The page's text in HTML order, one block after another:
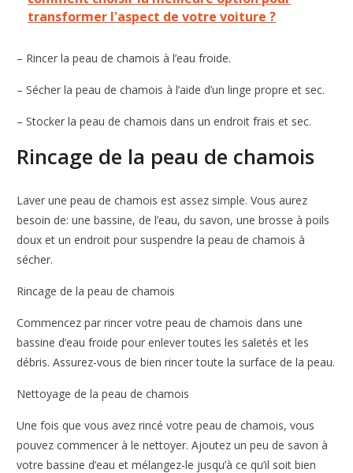
transformer l'aspect de votre voiture ?
– Rincer la peau de chamois à l’eau froide.
– Sécher la peau de chamois à l’aide d’un linge propre et sec.
– Stocker la peau de chamois dans un endroit frais et sec.
Rincage de la peau de chamois
Laver une peau de chamois est assez simple. Vous aurez
besoin de: une bassine, de l’eau, du savon, une brosse à poils
doux et un endroit pour suspendre la peau de chamois à
sécher.
Rincage de la peau de chamois
Commencez par rincer votre peau de chamois dans une
bassine d’eau froide pour enlever toutes les saletés et les
débris. Assurez-vous de bien rincer toute la surface de la peau.
Nettoyage de la peau de chamois
Une fois que vous avez rincé votre peau de chamois, vous
pouvez commencer à le nettoyer. Ajoutez un peu de savon à
votre bassine d’eau et mélangez-le jusqu’à ce qu’il soit bien